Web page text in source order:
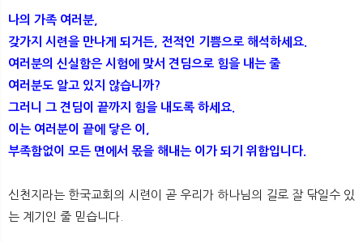
나의 가족 여러분,
갖가지 시련을 만나게 되거든, 전적인 기쁨으로 해석하세요.
여러분의 신실함은 시험에 맞서 견딤으로 힘을 내는 줄
여러분도 알고 있지 않습니까?
그러니 그 견딤이 끝까지 힘을 내도록 하세요.
이는 여러분이 끝에 닿은 이,
부족함없이 모든 면에서 몫을 해내는 이가 되기 위함입니다.
신천지라는 한국교회의 시련이 곧 우리가 하나님의 길로 잘 닦일수 있
는 계기인 줄 믿습니다.